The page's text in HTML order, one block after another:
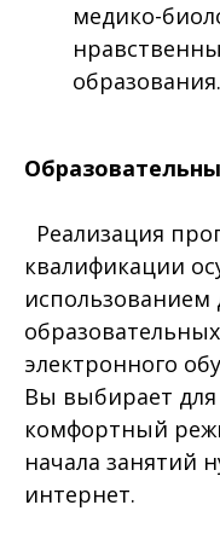
медико-
образования.
Реализация
квалификации
электронного
Вы выбирает для
комфортный
начала занятий
интернет.